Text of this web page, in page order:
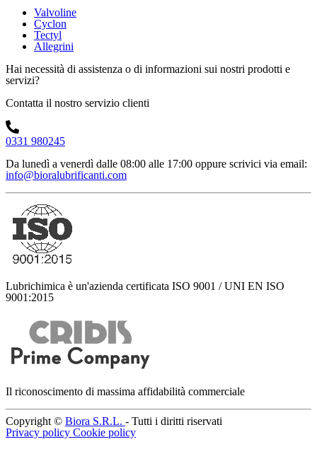
Valvoline
Cyclon
Tectyl
Allegrini
Hai necessità di assistenza o di informazioni sui nostri prodotti e
servizi?
Contatta il nostro servizio clienti
0331 980245
Da lunedì a venerdì dalle 08:00 alle 17:00 oppure scrivici via email:
info@bioralubrificanti.com
Lubrichimica è un'azienda certificata ISO 9001 / UNI EN ISO
9001:2015
Il riconoscimento di massima affidabilità commerciale
Copyright © Biora S.R.L. - Tutti i diritti riservati
Privacy policy Cookie policy